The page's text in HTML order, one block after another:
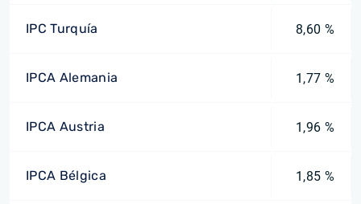
IPC Turquía 8,60 %
IPCA Alemania 1,77 %
IPCA Austria 1,96 %
IPCA Bélgica 1,85 %